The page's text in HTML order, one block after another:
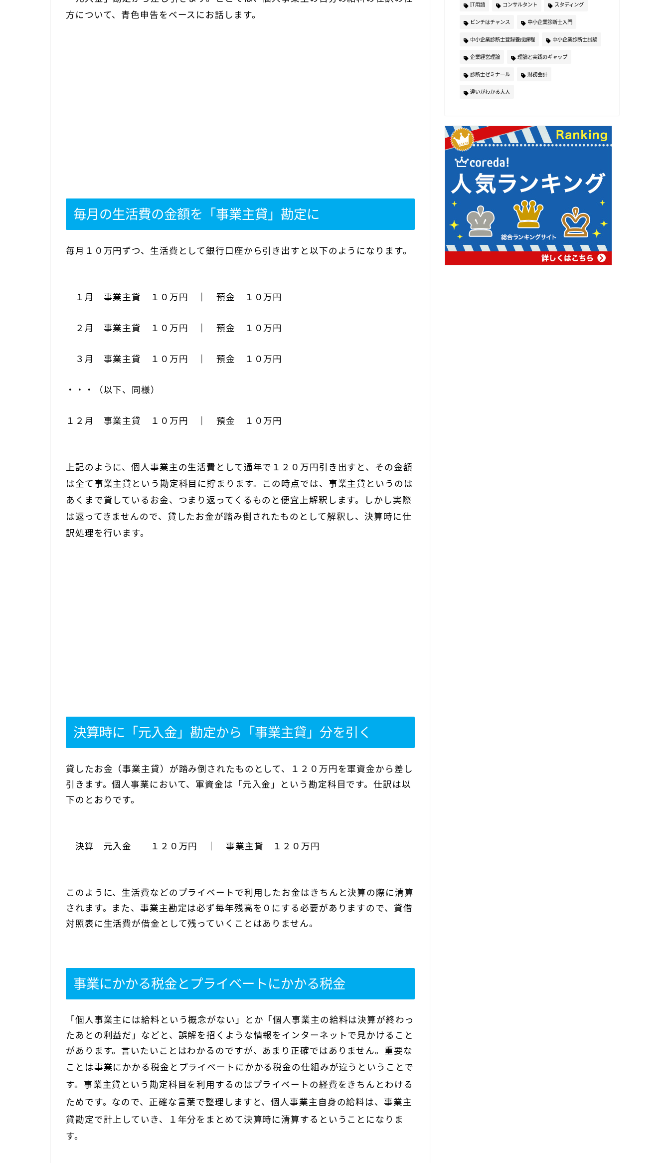
方について、青色申告をベースにお話します。
毎月の生活費の金額を「事業主貸」勘定に
毎月１０万円ずつ、生活費として銀行口座から引き出すと以下のようになります。
１月 事業主貸 １０万円 ｜ 預金 １０万円
２月 事業主貸 １０万円 ｜ 預金 １０万円
３月 事業主貸 １０万円 ｜ 預金 １０万円
・・・（以下、同様）
１２月 事業主貸 １０万円 ｜ 預金 １０万円
上記のように、個人事業主の生活費として通年で１２０万円引き出すと、その金額
は全て事業主貸という勘定科目に貯まります。
この時点では、事業主貸というのは
あくまで貸しているお金、つまり返ってくるものと便宜上解釈します。しかし実際
は返ってきませんので、 貸したお金が踏み倒されたものとして解釈 し、決算時に仕
訳処理を行います。
決算時に「元入金」勘定から「事業主貸」分を引く
貸したお金（事業主貸）が踏み倒されたものとして、１２０万円を軍資金から差し
引きます。個人事業において、軍資金は「元入金」という勘定科目です。仕訳は以
下のとおりです。
決算 元入金 １２０万円 ｜ 事業主貸 １２０万円
このように、生活費などのプライベートで利用したお金はきちんと決算の際に清算
されます。また、事業主勘定は必ず毎年残高を０にする必要がありますので、貸借
対照表に生活費が借金として残っていくことはありません。
事業にかかる税金とプライベートにかかる税金
「個人事業主には給料という概念がない」とか「個人事業主の給料は決算が終わっ
たあとの利益だ」などと、誤解を招くような情報をインターネットで見かけること
があります。言いたいことはわかるのですが、あまり正確ではありません。重要な
ことは事業にかかる税金とプライベートにかかる税金の仕組みが違う ということで
す。事業主貸という勘定科目を利用するのはプライベートの経費をきちんとわける
ためです。なので、正確な言葉で整理しますと、個人事業主自身の給料は、事業主
貸勘定で計上していき、１年分をまとめて決算時に清算する ということになりま
す。
IT用語 コンサルタント スタディング
ピンチはチャンス 中小企業診断士入門
中小企業診断士登録養成課程 中小企業診断士試験
企業経営理論 理論と実践のギャップ
診断士ゼミナール 財務会計
違いがわかる大人